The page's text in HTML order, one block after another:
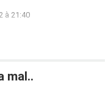
à 21:40
mal..